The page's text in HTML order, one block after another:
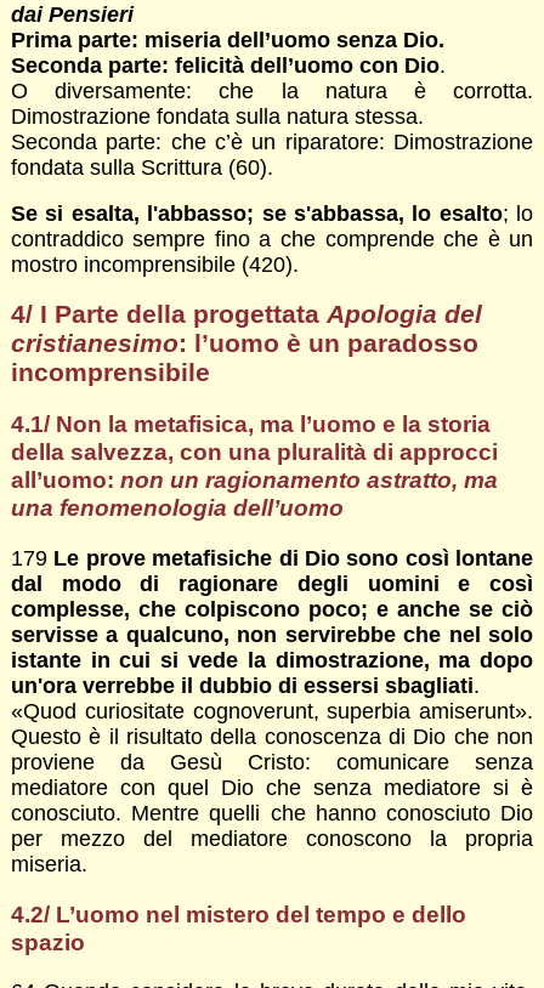
dai Pensieri
Prima parte: miseria dell’uomo senza Dio.
Seconda parte: felicità dell’uomo con Dio.
O diversamente: che la natura è corrotta.
Dimostrazione fondata sulla natura stessa.
Seconda parte: che c’è un riparatore: Dimostrazione
fondata sulla Scrittura (60).
Se si esalta, l'abbasso; se s'abbassa, lo esalto; lo
contraddico sempre fino a che comprende che è un
mostro incomprensibile (420).
4/ I Parte della progettata Apologia del
cristianesimo: l’uomo è un paradosso
incomprensibile
4.1/ Non la metafisica, ma l’uomo e la storia
della salvezza, con una pluralità di approcci
all’uomo: non un ragionamento astratto, ma
una fenomenologia dell’uomo
179 Le prove metafisiche di Dio sono così lontane
dal modo di ragionare degli uomini e così
complesse, che colpiscono poco; e anche se ciò
servisse a qualcuno, non servirebbe che nel solo
istante in cui si vede la dimostrazione, ma dopo
un'ora verrebbe il dubbio di essersi sbagliati.
«Quod curiositate cognoverunt, superbia amiserunt».
Questo è il risultato della conoscenza di Dio che non
proviene da Gesù Cristo: comunicare senza
mediatore con quel Dio che senza mediatore si è
conosciuto. Mentre quelli che hanno conosciuto Dio
per mezzo del mediatore conoscono la propria
miseria.
4.2/ L’uomo nel mistero del tempo e dello
spazio